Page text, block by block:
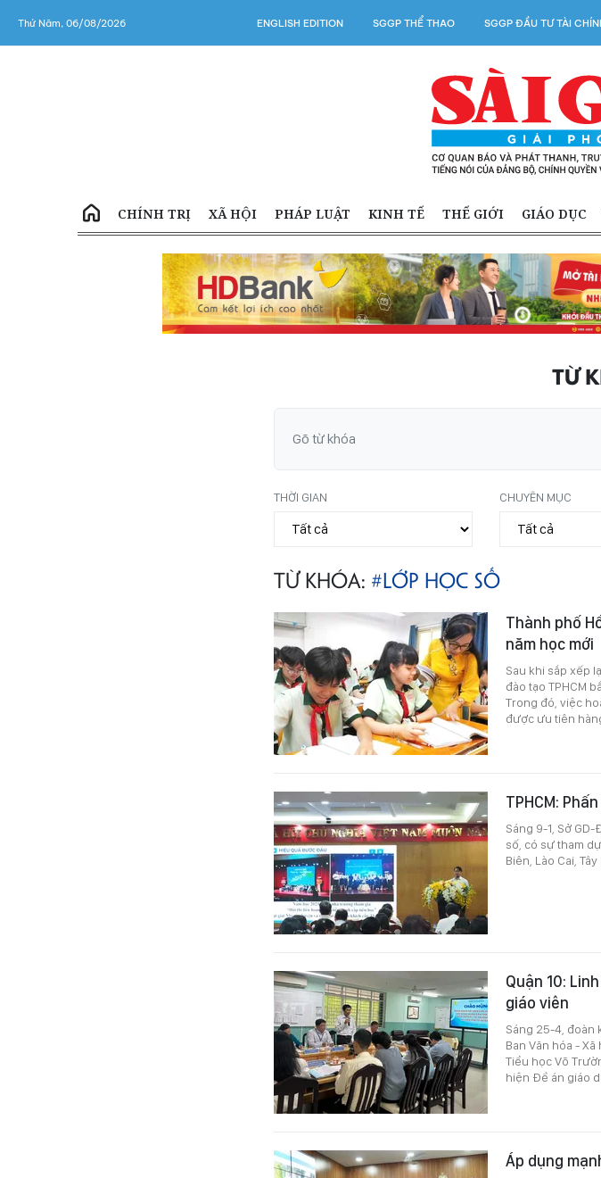
Thứ Năm, 06/08/2026 ENGLISH EDITION SGGP THỂ THAO SGGP ĐẦU TƯ TÀI
CHÍNH TRỊ XÃ HỘI PHÁP LUẬT KINH TẾ THẾ GIỚI GIÁO DỤC
TỪ
THỜI GIAN CHUYÊN MỤC
TỪ KHÓA: #LỚP HỌC SỐ
Thành phố
năm học mới
Sau khi sắp xếp
đào tạo TPHCM
Trong đó, việc
được ưu tiên
TPHCM:
Sáng 9-1, Sở
số, có sự tham
Biên, Lào Cai,
Quận 10:
giáo viên
Sáng 25-4, đoàn
Ban Văn hóa -
Tiểu học Võ
hiện Đề án giáo
Áp dụng